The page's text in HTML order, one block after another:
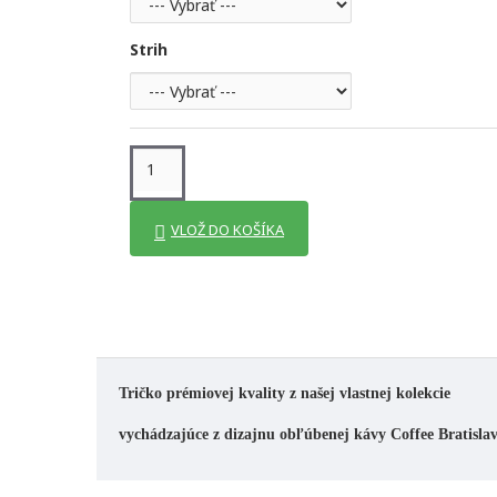
Strih
VLOŽ DO KOŠÍKA
Tričko prémiovej kvality z našej vlastnej kolekcie
vychádzajúce z dizajnu obľúbenej kávy Coffee